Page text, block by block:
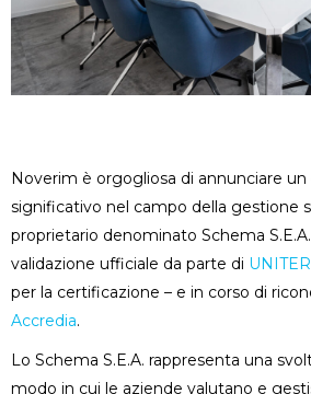
Noverim è orgogliosa di annunciare un
significativo nel campo della gestione
proprietario denominato Schema
validazione ufficiale da parte di UNITER
per la certificazione – e in corso di
Accredia.
Lo Schema S.E.A. rappresenta una
modo in cui le aziende valutano e